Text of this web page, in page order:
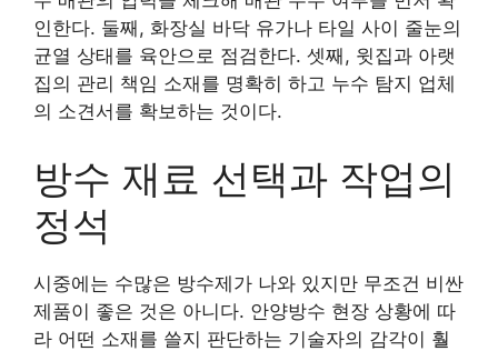
인한다. 둘째, 화장실 바닥 유가나 타일 사이 줄눈의
균열 상태를 육안으로 점검한다. 셋째, 윗집과 아랫
집의 관리 책임 소재를 명확히 하고 누수 탐지 업체
의 소견서를 확보하는 것이다.
방수 재료 선택과 작업의
정석
시중에는 수많은 방수제가 나와 있지만 무조건 비싼
제품이 좋은 것은 아니다. 안양방수 현장 상황에 따
라 어떤 소재를 쓸지 판단하는 기술자의 감각이 훨